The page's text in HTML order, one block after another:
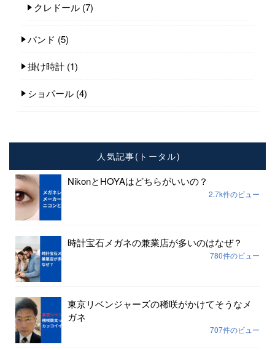
クレドール (7)
バンド (5)
掛け時計 (1)
ショパール (4)
人気記事(トータル)
NikonとHOYAはどちらがいいの？
2.7k件のビュー
時計宝石メガネの兼業店が多いのはなぜ？
780件のビュー
東京リベンジャーズの稀咲がかけてそうなメ
ガネ
707件のビュー